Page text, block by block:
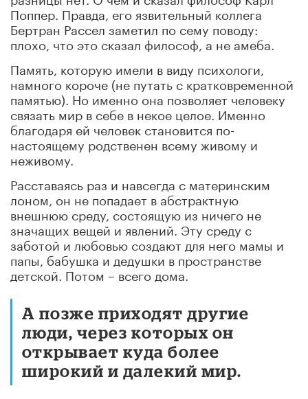
Поппер. Правда, его язвительный коллега
Бертран Рассел заметил по сему поводу:
плохо, что это сказал философ, а не амеба.
Память, которую имели в виду психологи,
намного короче (не путать с кратковременной
памятью). Но именно она позволяет человеку
связать мир в себе в некое целое. Именно
благодаря ей человек становится по-
настоящему родственен всему живому и
неживому.
Расставаясь раз и навсегда с материнским
лоном, он не попадает в абстрактную
внешнюю среду, состоящую из ничего не
значащих вещей и явлений. Эту среду с
заботой и любовью создают для него мамы и
папы, бабушка и дедушки в пространстве
детской. Потом – всего дома.
А позже приходят другие
люди, через которых он
открывает куда более
широкий и далекий мир.